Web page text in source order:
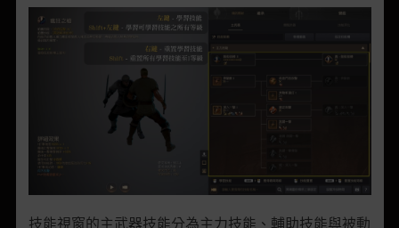
技能視窗的主武器技能分為主力技能、輔助技能與被動